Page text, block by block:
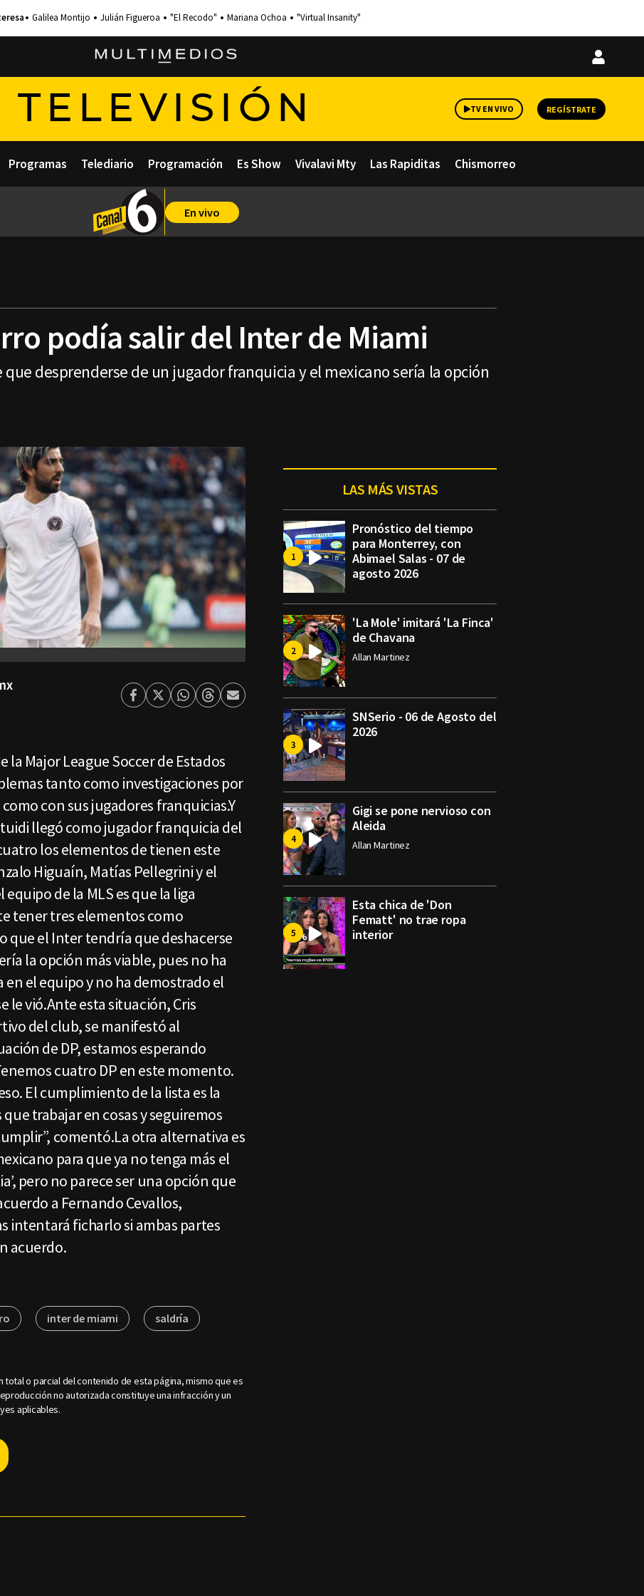
Galilea Montijo Julián Figueroa "El Recodo" Mariana Ochoa "Virtual Insanity"
Iniciar
TELEVISIÓN TV EN VIVO REGÍSTRATE
Programas Telediario Programación Es Show Vivalavi Mty Las Rapiditas Chismorreo
En vivo
podía salir del Inter de Miami
que desprenderse de un jugador franquicia y el mexicano sería la opción
Facebook
TwitterWhatsapp
ThreadsEnviar
la Major League Soccer de Estados
tanto como investigaciones por
con sus jugadores franquicias.Y
llegó como jugador franquicia del
los elementos de tienen este
Higuaín, Matías Pellegrini y el
de la MLS es que la liga
tener tres elementos como
que el Inter tendría que deshacerse
la opción más viable, pues no ha
el equipo y no ha demostrado el
le vió.Ante esta situación, Cris
del club, se manifestó al
de DP, estamos esperando
cuatro DP en este momento.
El cumplimiento de la lista es la
trabajar en cosas y seguiremos
comentó.La otra alternativa es
para que ya no tenga más el
pero no parece ser una opción que
a Fernando Cevallos,
intentará ficharlo si ambas partes
acuerdo.
inter de miami saldría
o parcial del contenido de esta página, mismo que es
no autorizada constituye una infracción y un
aplicables.
LAS MÁS VISTAS
Pronóstico del tiempo
para Monterrey, con
Abimael Salas - 07 de
agosto 2026
'La Mole' imitará 'La Finca'
de Chavana
Allan Martinez
SNSerio - 06 de Agosto del
2026
Gigi se pone nervioso con
Aleida
Allan Martinez
Esta chica de 'Don
Fematt' no trae ropa
interior